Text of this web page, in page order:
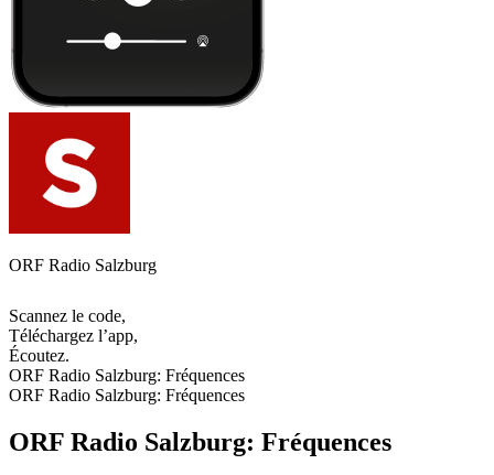
ORF Radio Salzburg
Scannez le code,
Téléchargez l’app,
Écoutez.
ORF Radio Salzburg: Fréquences
ORF Radio Salzburg: Fréquences
ORF Radio Salzburg: Fréquences